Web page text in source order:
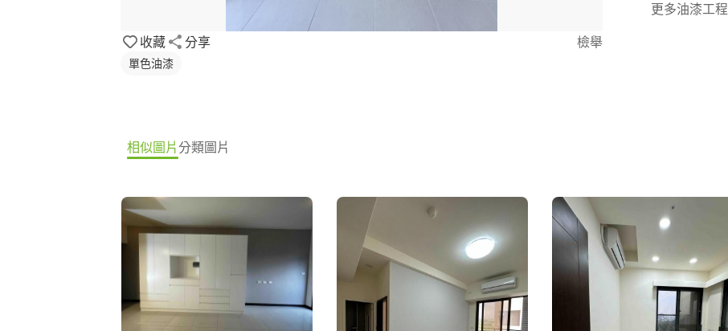
收藏 分享 檢舉
單色油漆
更多油漆工程
相似圖片分類圖片